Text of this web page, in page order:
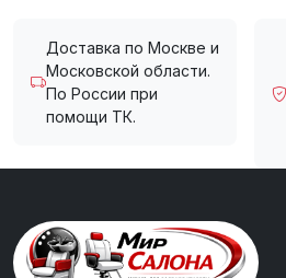
Доставка по Москве и
Московской области.
По России при
помощи ТК.